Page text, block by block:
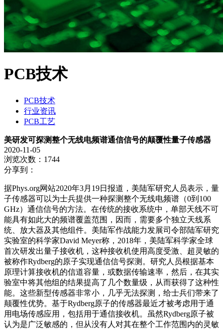
PCB技术
PCB技术
行业资讯
PCB工艺
美研发可探测整个无线电频谱通信信号的颠覆性量子传感器
2020-11-05
浏览次数：1744
分享到：
据Phys.org网站2020年3月19日报道，美陆军研究人员表示，量
子传感器可以为士兵提供一种探测整个无线电频谱（0到100
GHz）通信信号的方法。在传统的接收系统中，单部天线不可
能具有如此大的频谱覆盖范围，因而，需要多个独立天线系
统、放大器及其他组件。美陆军作战能力发展司令部陆军研究
实验室的科学家David Meyer称，2018年，美陆军科学家全球
首次研发出量子接收机，这种接收机使用高度受激、超灵敏的
被称作Rydberg的原子实现通信信号探测。研究人员根据基本
原理计算接收机的信道容量，或数据传输速率，然后，在其实
验室中将其他组的结果提高了几个数量级，从而获得了这种性
能。这些新型传感器非常小，几乎无法探测，给士兵们带来了
颠覆性优势。基于Rydberg原子的传感器最近才被考虑用于通
用电场传感应用，包括用于通信接收机。虽然Rydberg原子被
认为是广泛敏感的，但从没有人对其在整个工作范围内的灵敏